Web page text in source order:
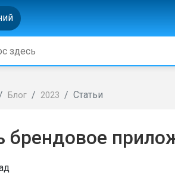
Блог 2023 Статьи
брендовое